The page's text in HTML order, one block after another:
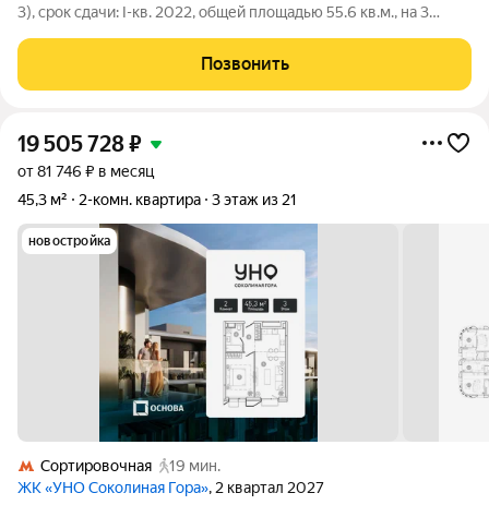
3), срок сдачи: I-кв. 2022, общей площадью 55.6 кв.м., на 3
Басманный - тихий район на берегу реки Яузы. Bauman House
состоит из трех
Позвонить
19 505 728₽
от 81 746 ₽ в месяц
45,3 м²
2-комн. квартира 3 этаж из 21
новостройка
Сортировочная
19 мин.
ЖК «УНО Соколиная Гора», 2 квартал 2027